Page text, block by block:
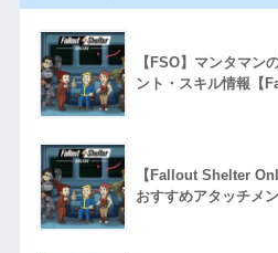
【FSO】マンタマン
ント・スキル情報【
【Fallout Shelter
おすすめアタッチメ